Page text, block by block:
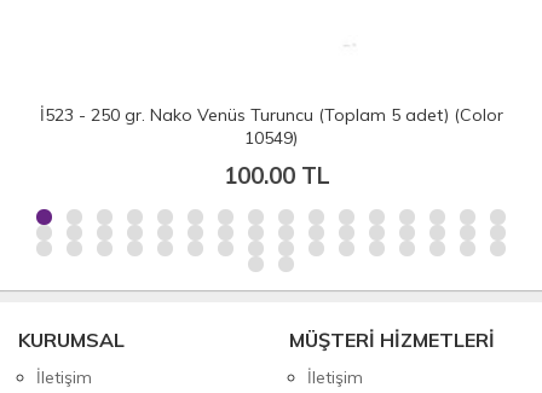
İ523 - 250 gr. Nako Venüs Turuncu (Toplam 5 adet) (Color
10549)
100.00 TL
KURUMSAL
İletişim
MÜŞTERİ HİZMETLERİ
İletişim